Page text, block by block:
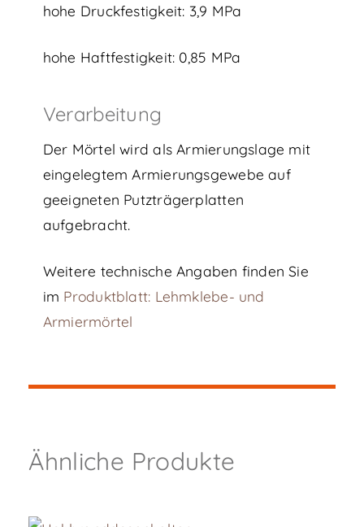
hohe Druckfestigkeit: 3,9 MPa
hohe Haftfestigkeit: 0,85 MPa
Verarbeitung
Der Mörtel wird als Armierungslage mit
eingelegtem Armierungsgewebe auf
geeigneten Putzträgerplatten
aufgebracht.
Weitere technische Angaben finden Sie
im Produktblatt: Lehmklebe- und
Armiermörtel
Ähnliche Produkte